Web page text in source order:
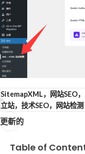
SitemapXML，网站SEO
立站，技术SEO，网站检测
更新的
Table of